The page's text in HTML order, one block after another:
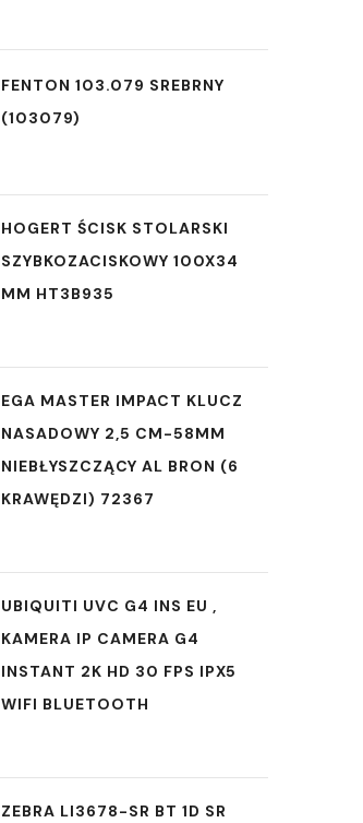
FENTON 103.079 SREBRNY
(103079)
HOGERT ŚCISK STOLARSKI
SZYBKOZACISKOWY 100X34
MM HT3B935
EGA MASTER IMPACT KLUCZ
NASADOWY 2,5 CM-58MM
NIEBŁYSZCZĄCY AL BRON (6
KRAWĘDZI) 72367
UBIQUITI UVC G4 INS EU ,
KAMERA IP CAMERA G4
INSTANT 2K HD 30 FPS IPX5
WIFI BLUETOOTH
ZEBRA LI3678-SR BT 1D SR